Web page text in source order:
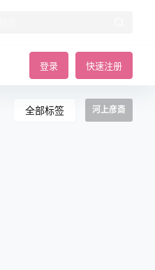
登录 快速注册
全部标签 河上彦斎